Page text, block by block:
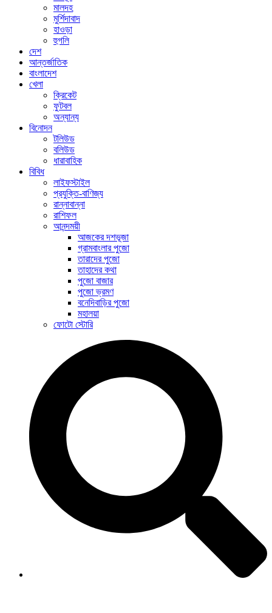
মালদহ
মুর্শিদাবাদ
হাওড়া
হুগলি
দেশ
আন্তর্জাতিক
বাংলাদেশ
খেলা
ক্রিকেট
ফুটবল
অন্যান্য
বিনোদন
টলিউড
বলিউড
ধারাবাহিক
বিবিধ
লাইফস্টাইল
প্রযুক্তি-বাণিজ্য
রান্নাবান্না
রাশিফল
আনন্দময়ী
আজকের দশভূজা
গ্রামবাংলার পুজো
তারাদের পুজো
তাহাদের কথা
পুজো বাজার
পুজো ভ্রমণ
বনেদিবাড়ির পুজো
মহালয়া
ফোটো স্টোরি